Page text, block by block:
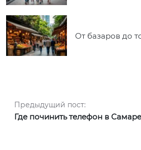
От базаров до
Навигация по
Предыдущий пост:
Предыдущий пост:
Где починить телефон в